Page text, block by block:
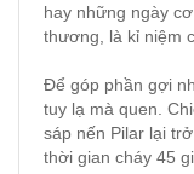
hay những ngày
thương, là kỉ niệm
Để góp phần gợi
tuy lạ mà quen.
sáp nến Pilar lại
thời gian cháy 45